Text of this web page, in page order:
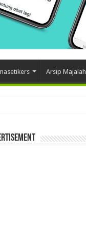
Arsip Majalah